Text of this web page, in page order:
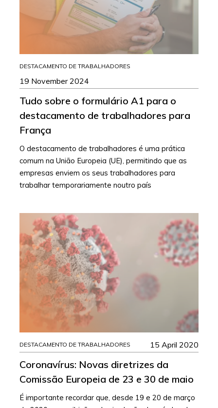
DESTACAMENTO DE TRABALHADORES
19 November 2024
Tudo sobre o formulário A1 para o
destacamento de trabalhadores para
França
O destacamento de trabalhadores é uma prática
comum na União Europeia (UE), permitindo que as
empresas enviem os seus trabalhadores para
trabalhar temporariamente noutro país
DESTACAMENTO DE TRABALHADORES 15 April 2020
Coronavírus: Novas diretrizes da
Comissão Europeia de 23 e 30 de maio
É importante recordar que, desde 19 e 20 de março